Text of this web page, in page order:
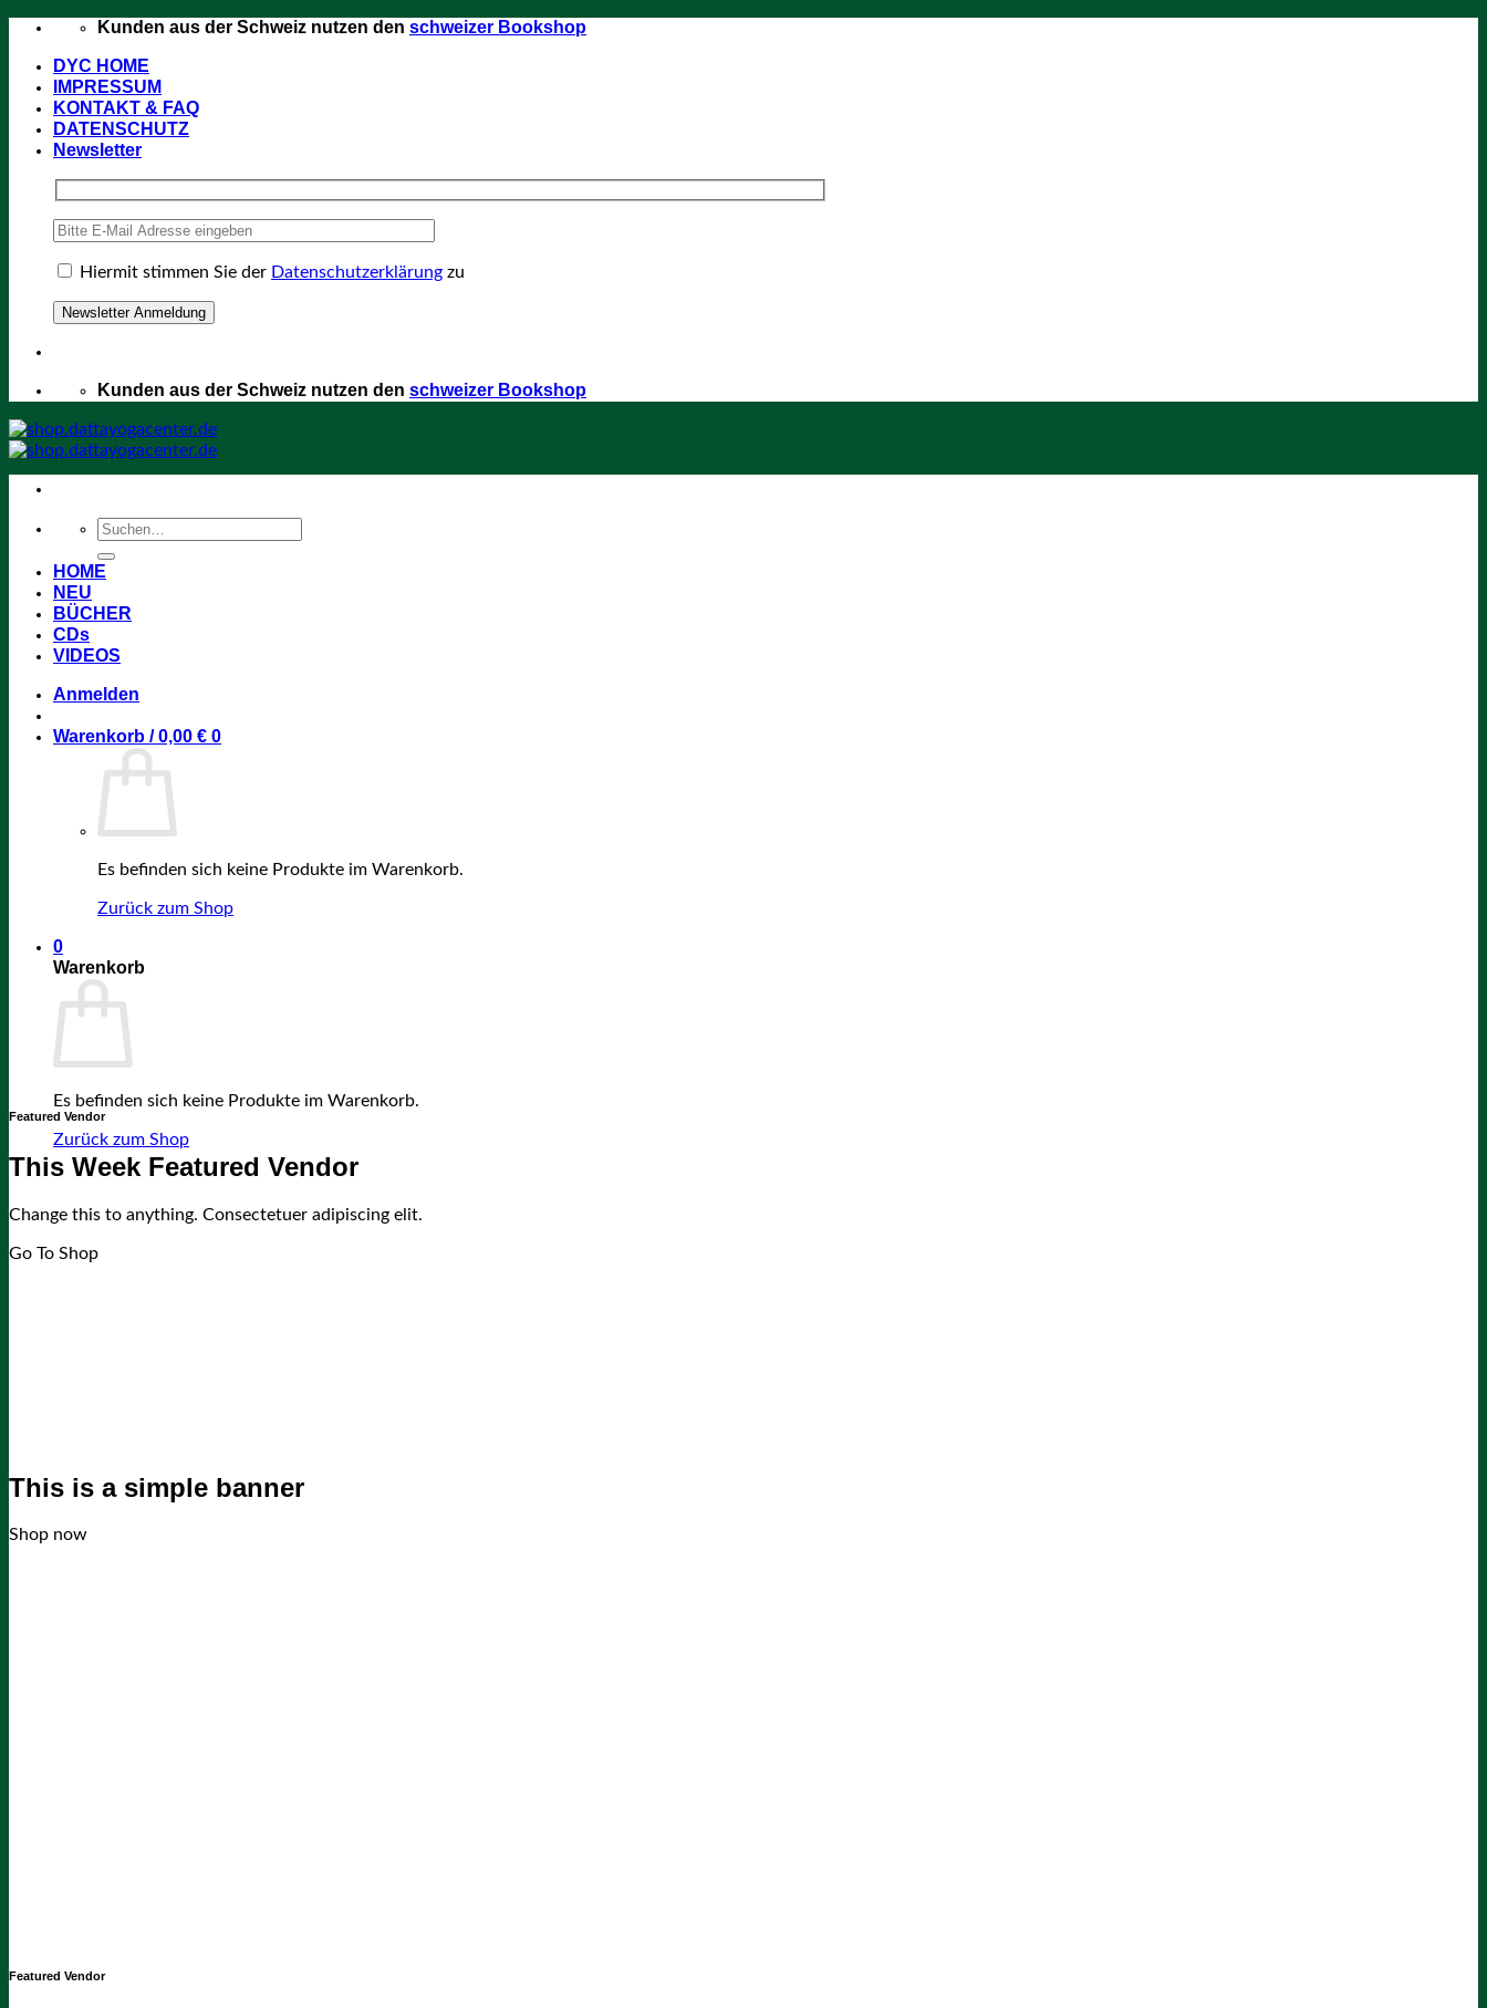
Zum
springen
Kunden aus der Schweiz nutzen den schweizer Bookshop
DYC HOME
IMPRESSUM
KONTAKT & FAQ
DATENSCHUTZ
Newsletter
Hiermit stimmen Sie der Datenschutzerklärung zu
Kunden aus der Schweiz nutzen den schweizer Bookshop
Suchen
nach:
HOME
NEU
BÜCHER
CDs
VIDEOS
Anmelden
Warenkorb /0,00 € 0
Es befinden sich keine Produkte im Warenkorb.
Zurück zum Shop
0
Warenkorb
Es befinden sich keine Produkte im Warenkorb.
Zurück zum Shop
Featured Vendor
This Week Featured Vendor
Change this to anything. Consectetuer adipiscing elit.
Go To Shop
This is a simple banner
Shop now
Featured Vendor